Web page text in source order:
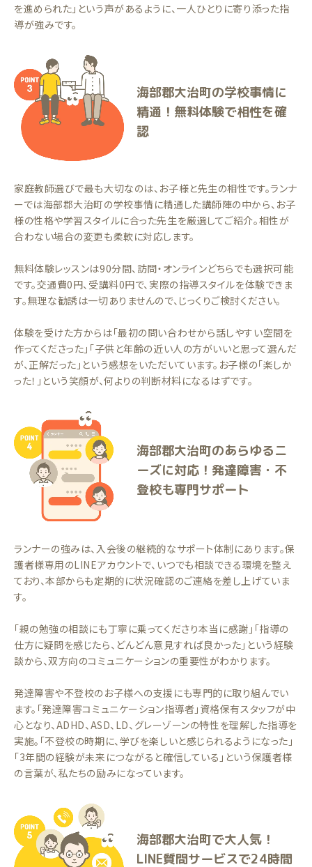
を進められた」という声があるように、一人ひとりに寄り添った指
導が強みです。
海部郡大治町の学校事情に
精通！無料体験で相性を確
認
家庭教師選びで最も大切なのは、お子様と先生の相性です。ランナ
ーでは海部郡大治町の学校事情に精通した講師陣の中から、お子
様の性格や学習スタイルに合った先生を厳選してご紹介。相性が
合わない場合の変更も柔軟に対応します。
無料体験レッスンは90分間、訪問・オンラインどちらでも選択可能
です。交通費0円、受講料0円で、実際の指導スタイルを体験できま
す。無理な勧誘は一切ありませんので、じっくりご検討ください。
体験を受けた方からは「最初の問い合わせから話しやすい空間を
作ってくださった」「子供と年齢の近い人の方がいいと思って選んだ
が、正解だった」という感想をいただいています。お子様の「楽しか
った！」という笑顔が、何よりの判断材料になるはずです。
海部郡大治町のあらゆるニ
ーズに対応！発達障害・不
登校も専門サポート
ランナーの強みは、入会後の継続的なサポート体制にあります。保
護者様専用のLINEアカウントで、いつでも相談できる環境を整え
ており、本部からも定期的に状況確認のご連絡を差し上げていま
す。
「親の勉強の相談にも丁寧に乗ってくださり本当に感謝」「指導の
仕方に疑問を感じたら、どんどん意見すれば良かった」という経験
談から、双方向のコミュニケーションの重要性がわかります。
発達障害や不登校のお子様への支援にも専門的に取り組んでい
ます。「発達障害コミュニケーション指導者」資格保有スタッフが中
心となり、ADHD、ASD、LD、グレーゾーンの特性を理解した指導を
実施。「不登校の時期に、学びを楽しいと感じられるようになった」
「3年間の経験が未来につながると確信している」という保護者様
の言葉が、私たちの励みになっています。
海部郡大治町で大人気！
LINE質問サービスで24時間